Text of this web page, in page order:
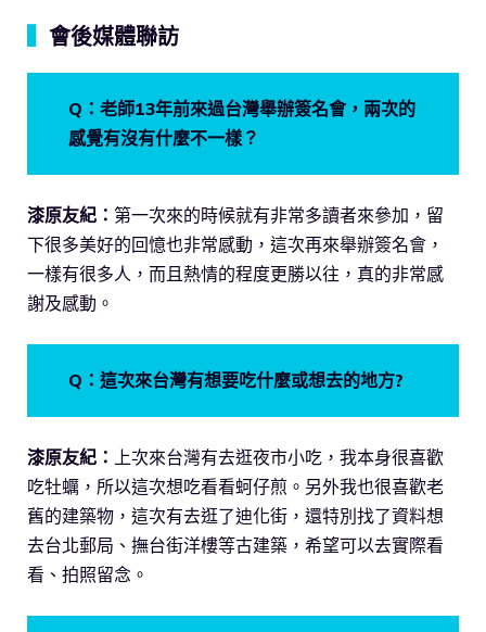
會後媒體聯訪
Q：老師13年前來過台灣舉辦簽名會，兩次的
感覺有沒有什麼不一樣？
漆原友紀： 第一次來的時候就有非常多讀者來參加，留
下很多美好的回憶也非常感動，這次再來舉辦簽名會，
一樣有很多人，而且熱情的程度更勝以往，真的非常感
謝及感動。
Q：這次來台灣有想要吃什麼或想去的地方?
漆原友紀：
上次來台灣有去逛夜市小吃，我本身很喜歡
吃牡蠣，所以這次想吃看看蚵仔煎。另外我也很喜歡老
舊的建築物，這次有去逛了迪化街，還特別找了資料想
去台北郵局、撫台街洋樓等古建築，希望可以去實際看
看、拍照留念。